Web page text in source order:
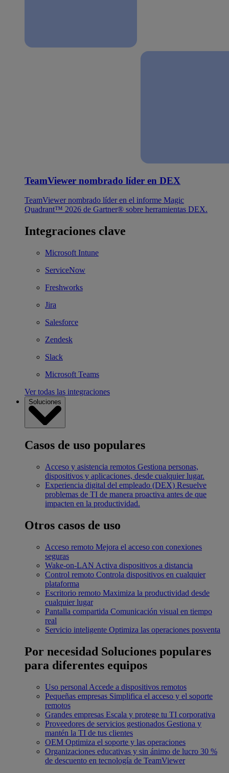
TeamViewer nombrado líder en DEX
TeamViewer nombrado líder en el informe Magic
Quadrant™ 2026 de Gartner® sobre herramientas DEX.
Integraciones clave
Microsoft Intune
ServiceNow
Freshworks
Jira
Salesforce
Zendesk
Slack
Microsoft Teams
Ver todas las integraciones
Soluciones
Casos de uso populares
Acceso y asistencia remotos Gestiona personas,
dispositivos y aplicaciones, desde cualquier lugar.
Experiencia digital del empleado (DEX) Resuelve
problemas de TI de manera proactiva antes de que
impacten en la productividad.
Otros casos de uso
Acceso remoto Mejora el acceso con conexiones
seguras
Wake-on-LAN Activa dispositivos a distancia
Control remoto Controla dispositivos en cualquier
plataforma
Escritorio remoto Maximiza la productividad desde
cualquier lugar
Pantalla compartida Comunicación visual en tiempo
real
Servicio inteligente Optimiza las operaciones posventa
Por necesidad Soluciones populares
para diferentes equipos
Uso personal Accede a dispositivos remotos
Pequeñas empresas Simplifica el acceso y el soporte
remotos
Grandes empresas Escala y protege tu TI corporativa
Proveedores de servicios gestionados Gestiona y
mantén la TI de tus clientes
OEM Optimiza el soporte y las operaciones
Organizaciones educativas y sin ánimo de lucro 30 %
de descuento en tecnología de TeamViewer